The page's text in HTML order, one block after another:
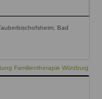
Bad
Familientherapie Würzburg